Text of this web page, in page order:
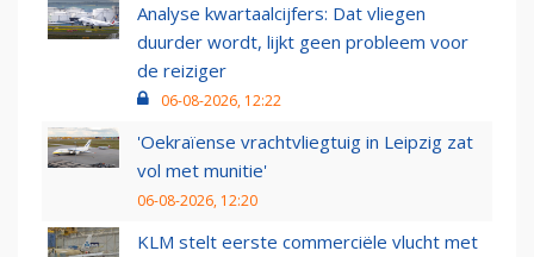
Analyse kwartaalcijfers: Dat vliegen
duurder wordt, lijkt geen probleem voor
de reiziger
06-08-2026, 12:22
'Oekraïense vrachtvliegtuig in Leipzig zat
vol met munitie'
06-08-2026, 12:20
KLM stelt eerste commerciële vlucht met